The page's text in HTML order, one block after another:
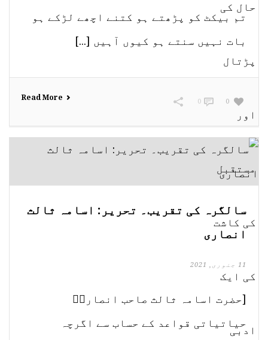
تم بیکٹ کو پڑھتے ہو کتنے اچھے لڑکے ہو
بات نہیں سنتے ہو کیوں آہیں [...]
Read More 0
0
سالگرہ کی تقریب۔ تحریر: اسامہ ثالث
انصاری
11 جنوری, 2021
[حضرت اسامہ ثالث صاحب انصاریؔ
حیاتیاتی قواعد کے حساب سے اگرچہ